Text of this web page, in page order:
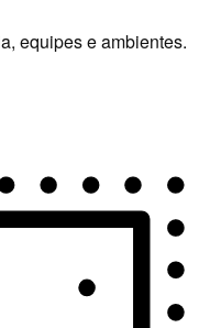
equipes e ambientes.